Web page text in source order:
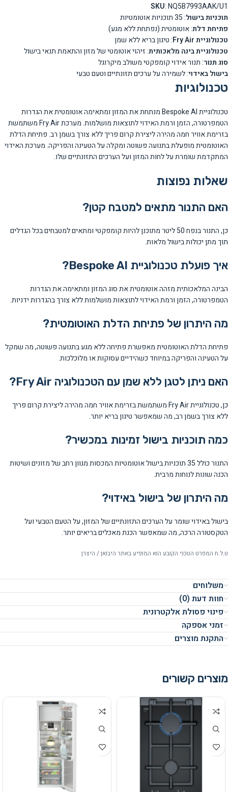
SKU: NQ5B7993AAK/U1
תוכניות בישול: 35 תוכניות אוטומטיות
פתיחת דלת: אוטומטית (נפתחת ללא מגע)
טכנולוגיית Fry Air
: טיגון בריא ללא שמן
טכנולוגיית בינה מלאכותית: זיהוי אוטומטי של מזון והתאמת תנאי בישול
סוג תנור: תנור אידוי קומפקטי משולב מיקרוגל
בישול באידוי: לשמירה על ערכים תזונתיים וטעם טבעי
טכנולוגיות
טכנולוגיית Bespoke AI מנתחת את המזון ומתאימה אוטומטית את הגדרות
הטמפרטורה, הזמן ורמת האידוי לתוצאות מושלמות. מערכת Fry Air משתמשת
בזרימת אוויר חמה מהירה ליצירת קרום פריך ללא צורך בשמן רב. פתיחת הדלת
האוטומטית מופעלת בתנועה פשוטה ומקלה על הטעינה והפריקה. מערכת האידוי
המתקדמת שומרת על לחות המזון ועל הערכים התזונתיים שלו.
שאלות נפוצות
האם התנור מתאים למטבח קטן?
כן, התנור בנפח 50 ליטר מתוכנן להיות קומפקטי ומתאים למטבחים בכל הגדלים
תוך מתן יכולות בישול מלאות.
איך פועלת טכנולוגיית Bespoke AI?
הבינה המלאכותית מזהה אוטומטית את סוג המזון ומתאימה את הגדרות
הטמפרטורה, הזמן ורמת האידוי לתוצאות מושלמות ללא צורך בהגדרות ידניות.
מה היתרון של פתיחת הדלת האוטומטית?
פתיחת הדלת האוטומטית מאפשרת פתיחה ללא מגע בתנועה פשוטה, מה שמקל
על הטעינה והפריקה במיוחד כשהידיים עסוקות או מלוכלכות.
האם ניתן לטגן ללא שמן עם הטכנולוגיה Fry Air?
כן, טכנולוגיית Fry Air משתמשת בזרימת אוויר חמה מהירה ליצירת קרום פריך
ללא צורך בשמן רב, מה שמאפשר טיגון בריא יותר.
כמה תוכניות בישול זמינות במכשיר?
התנור כולל 35 תוכניות בישול אוטומטיות המכסות מגוון רחב של מזונים ושיטות
הכנה שונות לנוחות מרבית.
מה היתרון של בישול באידוי?
בישול באידוי שומר על הערכים התזונתיים של המזון, על הטעם הטבעי ועל
הטקסטורה הרכה, מה שמאפשר הכנת מאכלים בריאים יותר.
ט.ל.ח המפרט הטכני הקובע הוא המופיע באתר היבואן / היצרן
משלוחים
חוות דעת (0)
פינוי פסולת אלקטרונית
זמני אספקה
התקנת מוצרים
מוצרים קשורים